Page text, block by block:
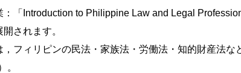
「Introduction to Philippine Law and Legal
されます。
，フィリピンの民法・家族法・労働法・知的財産法な
。